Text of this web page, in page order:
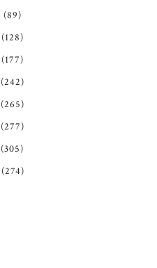
(89)
(128)
(177)
(242)
(265)
(277)
(305)
(274)